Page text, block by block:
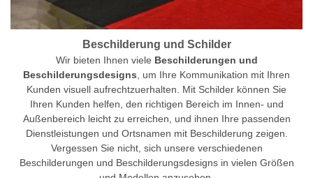
Beschilderung und Schilder
Wir bieten Ihnen viele Beschilderungen und
Beschilderungsdesigns , um Ihre Kommunikation mit Ihren
Kunden visuell aufrechtzuerhalten. Mit Schilder können Sie
Ihren Kunden helfen, den richtigen Bereich im Innen- und
Außenbereich leicht zu erreichen, und ihnen Ihre passenden
Dienstleistungen und Ortsnamen mit Beschilderung zeigen.
Vergessen Sie nicht, sich unsere verschiedenen
Beschilderungen und Beschilderungsdesigns in vielen Größen